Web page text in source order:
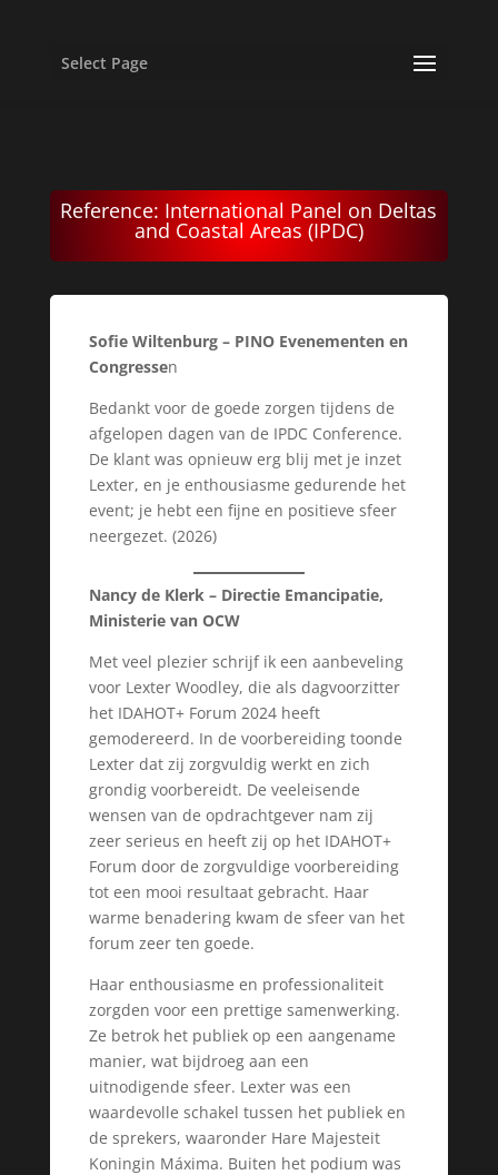
Select Page
Reference: International Panel on Deltas
and Coastal Areas (IPDC)
Sofie Wiltenburg – PINO Evenementen en
Congressen
Bedankt voor de goede zorgen tijdens de
afgelopen dagen van de IPDC Conference.
De klant was opnieuw erg blij met je inzet
Lexter, en je enthousiasme gedurende het
event; je hebt een fijne en positieve sfeer
neergezet. (2026)
Nancy de Klerk – Directie Emancipatie,
Ministerie van OCW
Met veel plezier schrijf ik een aanbeveling
voor Lexter Woodley, die als dagvoorzitter
het IDAHOT+ Forum 2024 heeft
gemodereerd. In de voorbereiding toonde
Lexter dat zij zorgvuldig werkt en zich
grondig voorbereidt. De veeleisende
wensen van de opdrachtgever nam zij
zeer serieus en heeft zij op het IDAHOT+
Forum door de zorgvuldige voorbereiding
tot een mooi resultaat gebracht. Haar
warme benadering kwam de sfeer van het
forum zeer ten goede.
Haar enthousiasme en professionaliteit
zorgden voor een prettige samenwerking.
Ze betrok het publiek op een aangename
manier, wat bijdroeg aan een
uitnodigende sfeer. Lexter was een
waardevolle schakel tussen het publiek en
de sprekers, waaronder Hare Majesteit
Koningin Máxima. Buiten het podium was